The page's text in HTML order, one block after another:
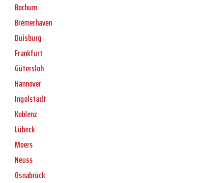
Bochum
Bremerhaven
Duisburg
Frankfurt
Gütersloh
Hannover
Ingolstadt
Koblenz
Lübeck
Moers
Neuss
Osnabrück